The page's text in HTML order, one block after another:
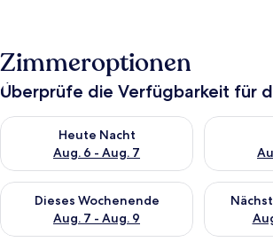
Zimmeroptionen
Überprüfe die Verfügbarkeit für
Heute Nacht
Aug. 6 - Aug. 7
Überprüfe die Verfügbarkeit für heute
Dieses Wochenende
Aug. 7 - Aug. 9
Überprüfe die Verfügbarkeit für dieses
Überprüfe